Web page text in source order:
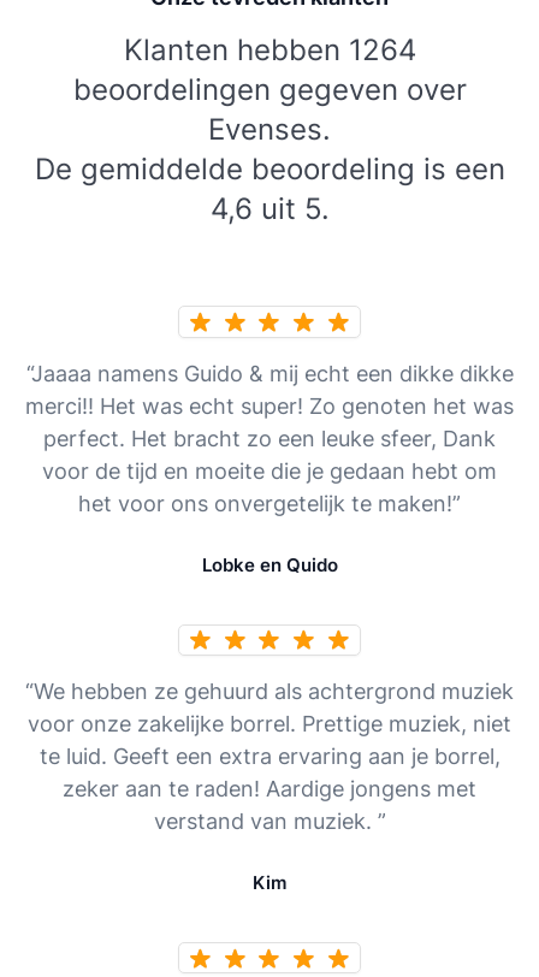
Klanten hebben 1264
beoordelingen gegeven over
Evenses.
De gemiddelde beoordeling is een
4,6 uit 5.
“Jaaaa namens Guido & mij echt een dikke dikke
merci!! Het was echt super! Zo genoten het was
perfect. Het bracht zo een leuke sfeer, Dank
voor de tijd en moeite die je gedaan hebt om
het voor ons onvergetelijk te maken!”
Lobke en Quido
“We hebben ze gehuurd als achtergrond muziek
voor onze zakelijke borrel. Prettige muziek, niet
te luid. Geeft een extra ervaring aan je borrel,
zeker aan te raden! Aardige jongens met
verstand van muziek. ”
Kim